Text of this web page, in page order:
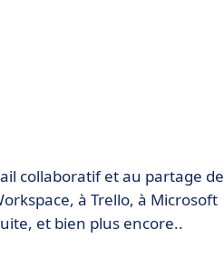
collaboratif et au partage de
à Trello, à Microsoft
et bien plus encore..